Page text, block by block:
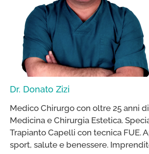
Dr. Donato Zizi
Medico Chirurgo con oltre 25 anni
Medicina e Chirurgia Estetica.
Trapianto Capelli con tecnica FUE.
sport, salute e benessere.